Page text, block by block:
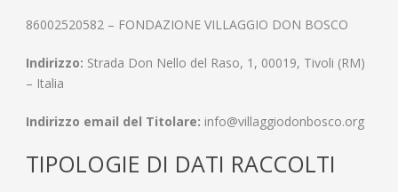
86002520582 – FONDAZIONE VILLAGGIO DON BOSCO
Indirizzo: Strada Don Nello del Raso, 1, 00019, Tivoli (RM)
– Italia
Indirizzo email del Titolare: info@villaggiodonbosco.org
TIPOLOGIE DI DATI RACCOLTI